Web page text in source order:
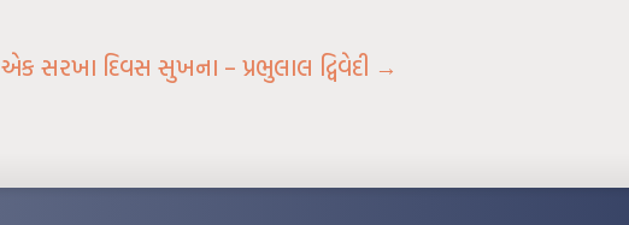
એક સરખા દિવસ સુખના – પ્રભુલાલ દ્વિવેદી →